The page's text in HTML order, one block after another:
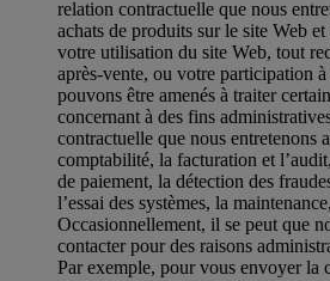
relation contractuelle que nous
achats de produits sur le site Web
votre utilisation du site Web, tout
après-vente, ou votre participation
pouvons être amenés à traiter
concernant à des fins
contractuelle que nous entretenons
comptabilité, la facturation et
de paiement, la détection des
l’essai des systèmes, la
Occasionnellement, il se peut que
contacter pour des raisons
Par exemple, pour vous envoyer la